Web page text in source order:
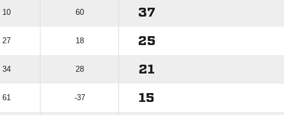
10 60 37
27 18 25
34 28 21
61 -37 15